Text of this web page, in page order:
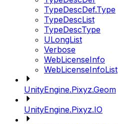
TypeDescDef.Type
TypeDescList
TypeDescType
ULongList
Verbose
WebLicenseInfo
WebLicenseInfoList
UnityEngine.Pixyz.Geom
UnityEngine.Pixyz.IO